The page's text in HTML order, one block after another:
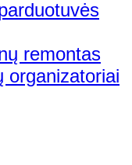
remontas
organizatoriai